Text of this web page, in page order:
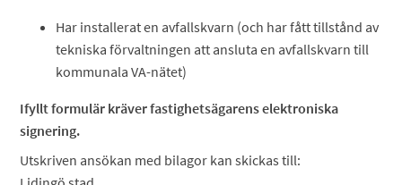
Har installerat en avfallskvarn (och har fått tillstånd av
tekniska förvaltningen att ansluta en avfallskvarn till
kommunala VA-nätet)
Ifyllt formulär kräver fastighetsägarens elektroniska
signering.
Utskriven ansökan med bilagor kan skickas till: